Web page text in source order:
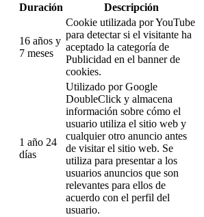
Duración Descripción
16 años y
7 meses
Cookie utilizada por YouTube
para detectar si el visitante ha
aceptado la categoría de
Publicidad en el banner de
cookies.
1 año 24
días
Utilizado por Google
DoubleClick y almacena
información sobre cómo el
usuario utiliza el sitio web y
cualquier otro anuncio antes
de visitar el sitio web. Se
utiliza para presentar a los
usuarios anuncios que son
relevantes para ellos de
acuerdo con el perfil del
usuario.